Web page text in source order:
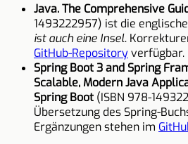
Java. The Comprehensive
1493222957) ist die
ist auch eine Insel.
GitHub-Repositoryverfügbar.
Spring Boot 3 and Spring
Scalable, Modern Java
Spring Boot (ISBN 978-
Übersetzung des Spring-
Ergänzungen stehen im